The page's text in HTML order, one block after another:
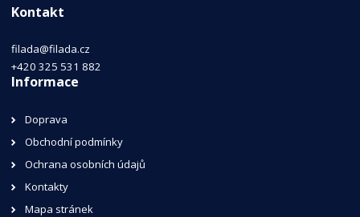
Kontakt
filada@filada.cz
+420 325 531 882
Informace
Doprava
Obchodní podmínky
Ochrana osobních údajů
Kontakty
Mapa stránek